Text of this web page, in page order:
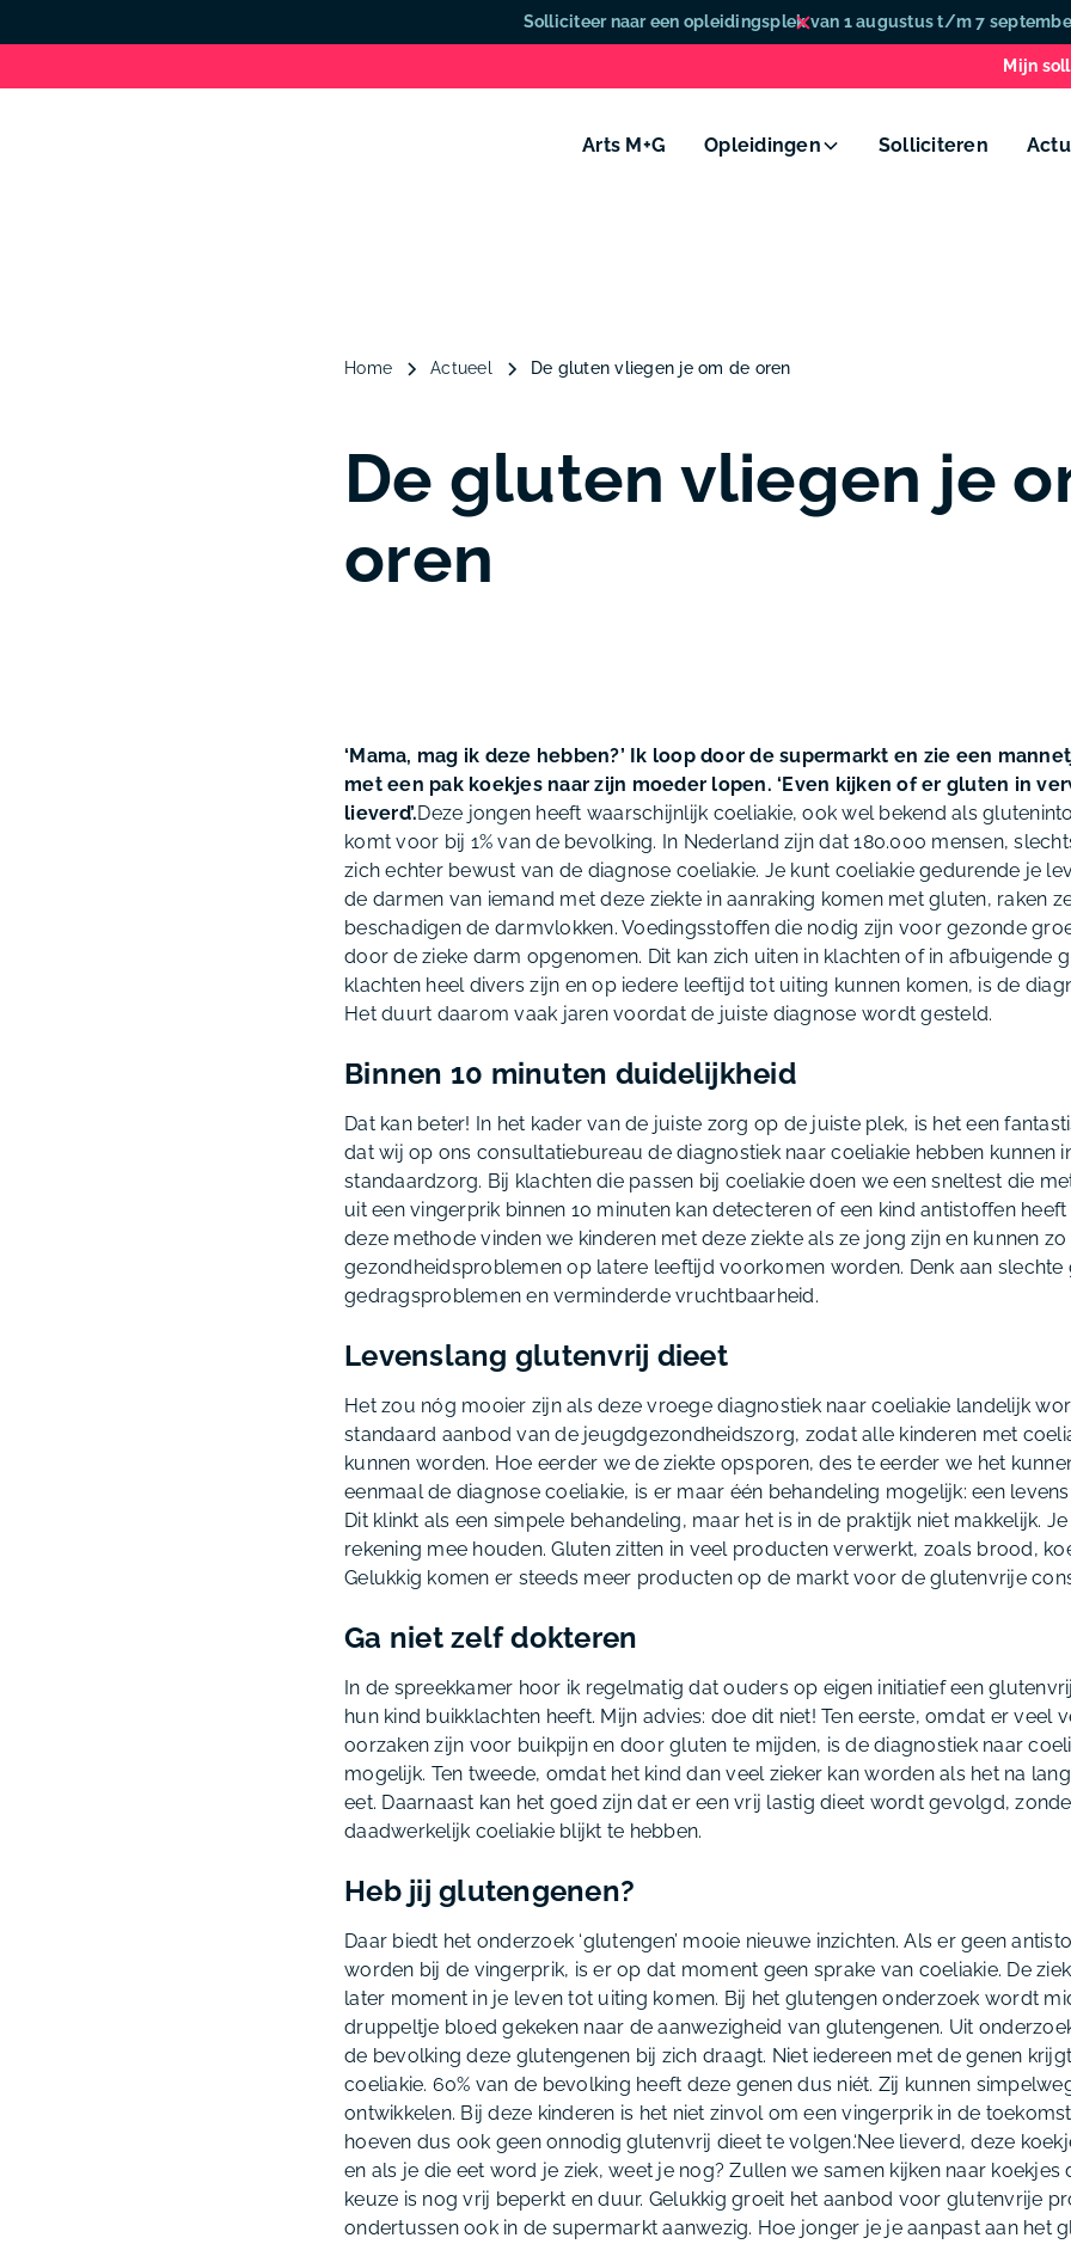
Solliciteer naar een opleidingsplek van 1 augustus t/m 7
Mijn
Arts M+G Opleidingen Solliciteren
Home Actueel De gluten vliegen je om de oren
De gluten vliegen je
oren
‘Mama, mag ik deze hebben?’ Ik loop door de supermarkt en zie een
met een pak koekjes naar zijn moeder lopen. ‘Even kijken of er gluten in
lieverd’.Deze jongen heeft waarschijnlijk coeliakie, ook wel bekend als
komt voor bij 1% van de bevolking. In Nederland zijn dat 180.000 mensen,
zich echter bewust van de diagnose coeliakie. Je kunt coeliakie gedurende je
de darmen van iemand met deze ziekte in aanraking komen met gluten, raken
beschadigen de darmvlokken. Voedingsstoffen die nodig zijn voor gezonde
door de zieke darm opgenomen. Dit kan zich uiten in klachten of in afbuigende
klachten heel divers zijn en op iedere leeftijd tot uiting kunnen komen, is de
Het duurt daarom vaak jaren voordat de juiste diagnose wordt gesteld.
Binnen 10 minuten duidelijkheid
Dat kan beter! In het kader van de juiste zorg op de juiste plek, is het een
dat wij op ons consultatiebureau de diagnostiek naar coeliakie hebben kunnen
standaardzorg. Bij klachten die passen bij coeliakie doen we een sneltest die
uit een vingerprik binnen 10 minuten kan detecteren of een kind antistoffen
deze methode vinden we kinderen met deze ziekte als ze jong zijn en kunnen zo
gezondheidsproblemen op latere leeftijd voorkomen worden. Denk aan
gedragsproblemen en verminderde vruchtbaarheid.
Levenslang glutenvrij dieet
Het zou nóg mooier zijn als deze vroege diagnostiek naar coeliakie landelijk
standaard aanbod van de jeugdgezondheidszorg, zodat alle kinderen met
kunnen worden. Hoe eerder we de ziekte opsporen, des te eerder we het
eenmaal de diagnose coeliakie, is er maar één behandeling mogelijk: een
Dit klinkt als een simpele behandeling, maar het is in de praktijk niet makkelijk.
rekening mee houden. Gluten zitten in veel producten verwerkt, zoals brood,
Gelukkig komen er steeds meer producten op de markt voor de glutenvrije
Ga niet zelf dokteren
In de spreekkamer hoor ik regelmatig dat ouders op eigen initiatief een
hun kind buikklachten heeft. Mijn advies: doe dit niet! Ten eerste, omdat er veel
oorzaken zijn voor buikpijn en door gluten te mijden, is de diagnostiek naar
mogelijk. Ten tweede, omdat het kind dan veel zieker kan worden als het na
eet. Daarnaast kan het goed zijn dat er een vrij lastig dieet wordt gevolgd,
daadwerkelijk coeliakie blijkt te hebben.
Heb jij glutengenen?
Daar biedt het onderzoek ‘glutengen’ mooie nieuwe inzichten. Als er geen
worden bij de vingerprik, is er op dat moment geen sprake van coeliakie. De
later moment in je leven tot uiting komen. Bij het glutengen onderzoek wordt
druppeltje bloed gekeken naar de aanwezigheid van glutengenen. Uit
de bevolking deze glutengenen bij zich draagt. Niet iedereen met de genen
coeliakie. 60% van de bevolking heeft deze genen dus niét. Zij kunnen
ontwikkelen. Bij deze kinderen is het niet zinvol om een vingerprik in de
hoeven dus ook geen onnodig glutenvrij dieet te volgen.‘Nee lieverd, deze
en als je die eet word je ziek, weet je nog? Zullen we samen kijken naar koekjes
keuze is nog vrij beperkt en duur. Gelukkig groeit het aanbod voor glutenvrije
ondertussen ook in de supermarkt aanwezig. Hoe jonger je je aanpast aan het